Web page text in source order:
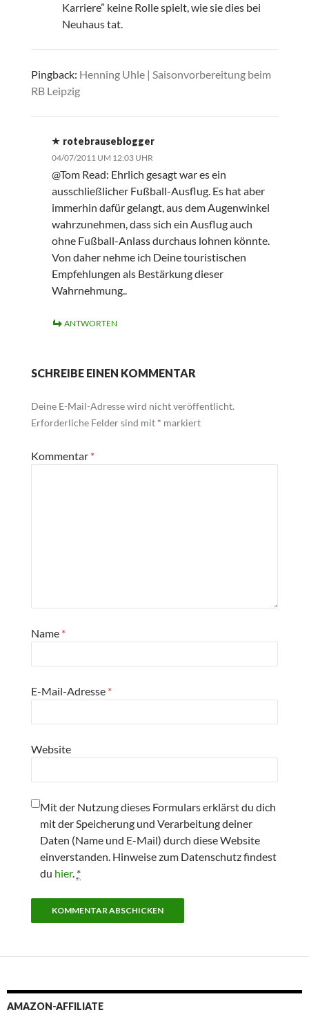
Karriere” keine Rolle spielt, wie sie dies bei
Neuhaus tat.
Pingback: Henning Uhle | Saisonvorbereitung beim
RB Leipzig
rotebrauseblogger
04/07/2011 UM 12:03 UHR
@Tom Read: Ehrlich gesagt war es ein
ausschließlicher Fußball-Ausflug. Es hat aber
immerhin dafür gelangt, aus dem Augenwinkel
wahrzunehmen, dass sich ein Ausflug auch
ohne Fußball-Anlass durchaus lohnen könnte.
Von daher nehme ich Deine touristischen
Empfehlungen als Bestärkung dieser
Wahrnehmung..
ANTWORTEN
SCHREIBE EINEN KOMMENTAR
Deine E-Mail-Adresse wird nicht veröffentlicht.
Erforderliche Felder sind mit * markiert
Kommentar *
Name *
E-Mail-Adresse *
Website
Mit der Nutzung dieses Formulars erklärst du dich
mit der Speicherung und Verarbeitung deiner
Daten (Name und E-Mail) durch diese Website
einverstanden. Hinweise zum Datenschutz findest
du hier. *
AMAZON-AFFILIATE